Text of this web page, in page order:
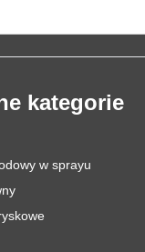
kategorie
w sprayu